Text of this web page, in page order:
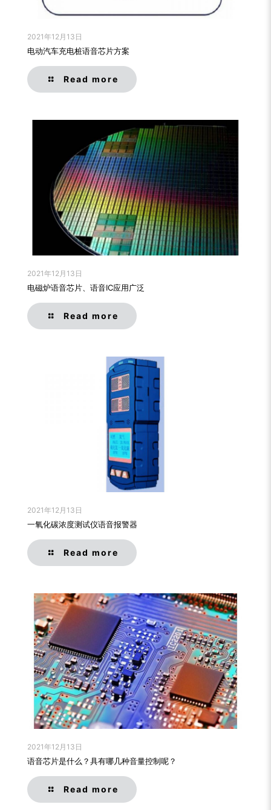
2021年12月13日
电动汽车充电桩语音芯片方案
Read more
2021年12月13日
电磁炉语音芯片、语音IC应用广泛
Read more
2021年12月13日
一氧化碳浓度测试仪语音报警器
Read more
2021年12月13日
语音芯片是什么？具有哪几种音量控制呢？
Read more